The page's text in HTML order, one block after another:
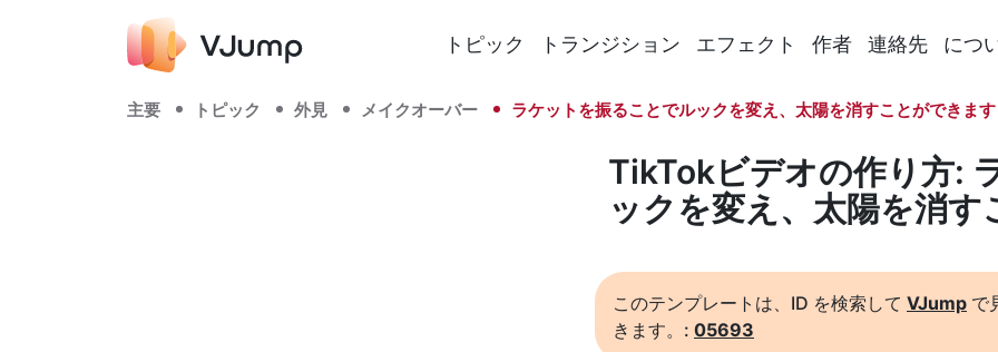
トピック トランジション エフェクト 作者 連絡先 につ
主要 トピック 外見 メイクオーバー ラケットを振ることでルックを変え、太陽を消すことができます
TikTokビデオの作り方:
ックを変え、太陽を消
このテンプレートは、ID を検索して VJump で
きます。: 05693